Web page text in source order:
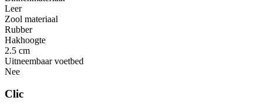
Leer
Zool materiaal
Rubber
Hakhoogte
2.5 cm
Uitneembaar voetbed
Nee
Clic